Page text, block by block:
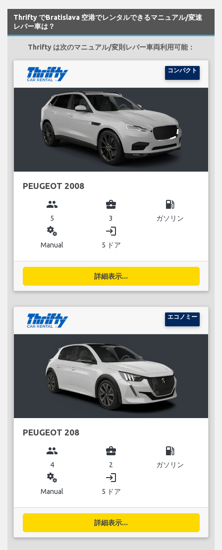
Thrifty でBratislava 空港でレンタルできるマニュアル/変速
レバー車は？
Thrifty は次のマニュアル/変則レバー車両利用可能：
コンパクト
PEUGEOT 2008
group
5
business_center
3
local_gas_station
ガソリン
miscellaneous_services
Manual
login
5 ドア
詳細表示...
エコノミー
PEUGEOT 208
group
4
business_center
2
local_gas_station
ガソリン
miscellaneous_services
Manual
login
5 ドア
詳細表示...